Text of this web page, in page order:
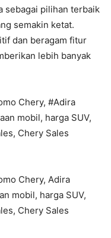
sebagai pilihan terbaik
semakin ketat.
dan beragam fitur
lebih banyak
Chery, #Adira
mobil, harga SUV,
Chery Sales
Chery, Adira
mobil, harga SUV,
Chery Sales